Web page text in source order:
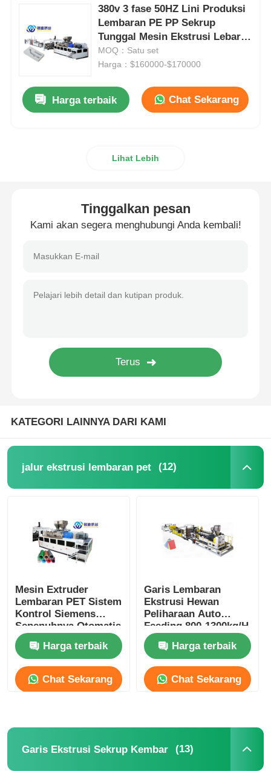
Garis Ekstrusi Sekrup Kembar
Lini Ekstrusi Bersama Lembaran Multilapis
Garis Produksi Veneer
jalur ekstrusi lembaran termoforming
Garis produksi lembaran PP
PVC Edge Banding Extrusion Line
380v 3 fase 50HZ Lini Produksi
Lembaran PE PP Sekrup
Tunggal Mesin Ekstrusi Lebar
600-1500mm
MOQ：Satu set
Harga：$160000-$170000
Harga terbaik Chat Sekarang
Lihat Lebih
Tinggalkan pesan
Kami akan segera menghubungi Anda kembali!
KATEGORI LAINNYA DARI KAMI
jalur ekstrusi lembaran pet (12)
Mesin Extruder
Lembaran PET Sistem
Kontrol Siemens
Sepenuhnya Otomatis
20 Ton
Harga terbaik
Chat Sekarang
Garis Lembaran
Ekstrusi Hewan
Peliharaan Auto
Feeding 800-1300kg/H
Untuk Lembaran
CangkirHarga terbaik
Chat Sekarang
Garis Ekstrusi Sekrup Kembar (13)